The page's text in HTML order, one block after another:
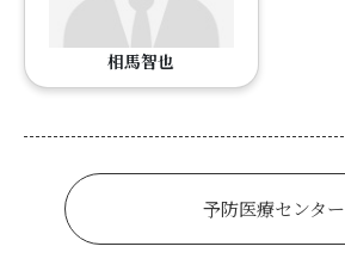
相馬智也
予防医療センター